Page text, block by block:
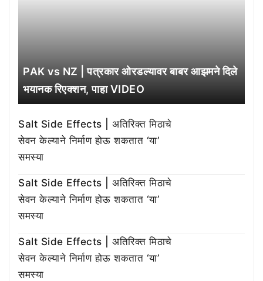
PAK vs NZ | पत्रकार ओरडल्यावर बाबर आझमने दिले
भयानक रिएक्शन, पाहा VIDEO
Salt Side Effects | अतिरिक्त मिठाचे
सेवन केल्याने निर्माण होऊ शकतात ‘या’
समस्या
Salt Side Effects | अतिरिक्त मिठाचे
सेवन केल्याने निर्माण होऊ शकतात ‘या’
समस्या
Salt Side Effects | अतिरिक्त मिठाचे
सेवन केल्याने निर्माण होऊ शकतात ‘या’
समस्या